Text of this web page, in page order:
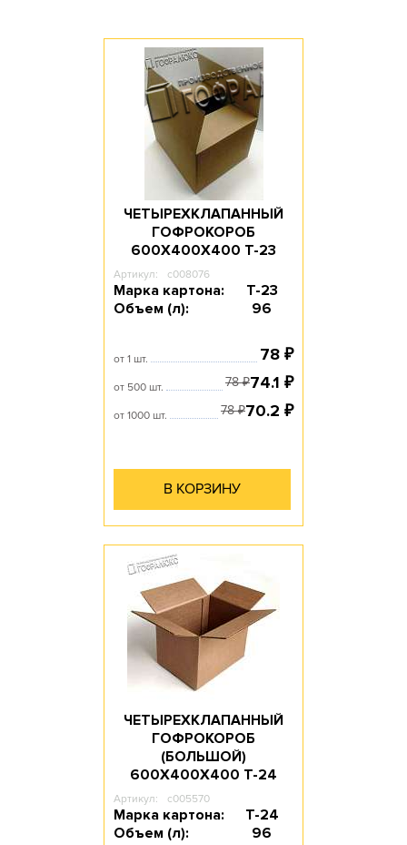
Доступное количество: 10
ЧЕТЫРЕХКЛАПАННЫЙ
ГОФРОКОРОБ
600Х400Х400 T-23
Артикул: c008076
Марка картона:
Т-23
Объем (л):
96
от 1 шт. 78 ₽
от 500 шт. 78₽74.1 ₽
от 1000 шт. 78₽70.2 ₽
В КОРЗИНУ
ЧЕТЫРЕХКЛАПАННЫЙ
ГОФРОКОРОБ
(БОЛЬШОЙ)
600Х400Х400 T-24
Артикул: c005570
Марка картона:
Т-24
Объем (л):
96